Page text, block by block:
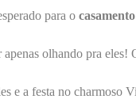
para o casamento
olhando pra eles!
e a festa no charmoso